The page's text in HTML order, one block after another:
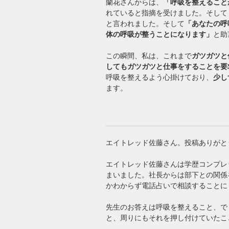
蘭花さんからは、
「呼吸を整えるこ
れていると指摘を受けました。そし
と言われました。そして
「あなたの
体の呼吸が整うことになります」 と
この瞬間、私は、これまでガツガツ
してもガツガツと仕事をすることを
呼吸を整えるよう心掛けており、 少
ます。
エイトレッド佐藤さん。投稿ありが
エイトレッド佐藤さんは学歴コンプ
まいました。社長からは部下との関
かわからず電話占いで相談すること
先生のお答えは呼吸を整えること、
と、周りにもそれを押し付けていた